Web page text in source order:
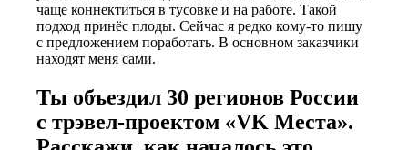
чаще коннектиться в тусовке и на работе. Такой
подход принёс плоды. Сейчас я редко кому-то пишу
с предложением поработать. В основном заказчики
находят меня сами.
Ты объездил 30 регионов России
с трэвел-проектом «VK Места».